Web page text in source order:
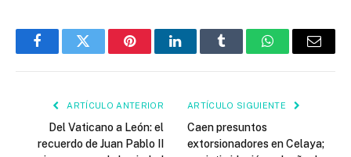
FacebookTwitter PinterestLinkedInTumblr WhatsAppEmail
ARTÍCULO ANTERIOR
Del Vaticano a León: el
recuerdo de Juan Pablo II
ARTÍCULO SIGUIENTE
Caen presuntos
extorsionadores en Celaya;